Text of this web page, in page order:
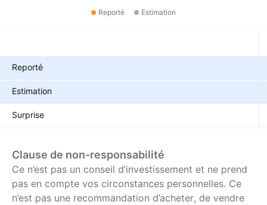
Reporté Estimation
Reporté
Estimation
Surprise
Clause de non-responsabilité
Ce n’est pas un conseil d’investissement et ne prend
pas en compte vos circonstances personnelles. Ce
n’est pas une recommandation d’acheter, de vendre